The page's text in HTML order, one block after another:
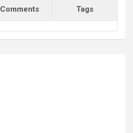
Comments Tags